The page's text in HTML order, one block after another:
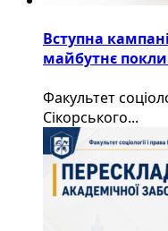
Вступна
майбутнє
Факультет
Сікорського...